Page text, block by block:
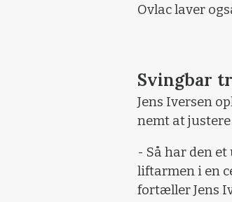
Ovlac laver
Svingbar
Jens Iversen
nemt at
- Så har den
liftarmen i en
fortæller Jens